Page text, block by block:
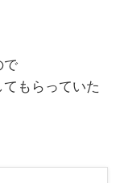
で
もらっていた